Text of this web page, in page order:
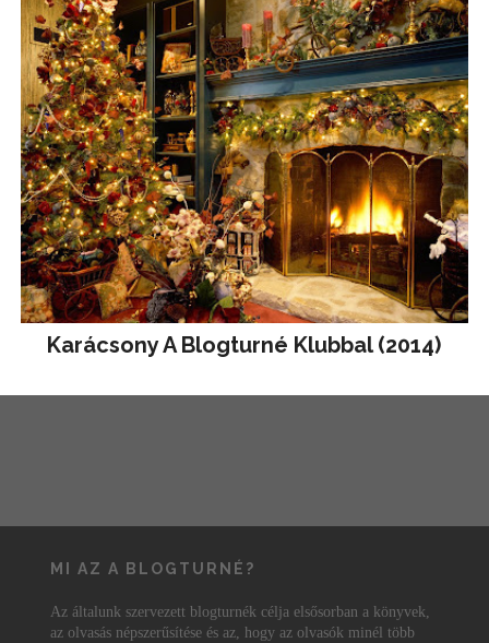
Karácsony A Blogturné Klubbal (2014)
MI AZ A BLOGTURNÉ?
Az általunk szervezett blogturnék célja elsősorban a könyvek,
az olvasás népszerűsítése és az, hogy az olvasók minél több